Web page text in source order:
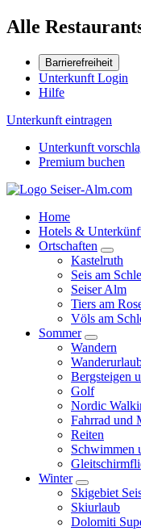
Alle
Barrierefreiheit
Unterkunft Login
Hilfe
Unterkunft eintragen
Unterkunft
Premium buchen
Home
Hotels &
Ortschaften
Kastelruth
Seis am
Seiser Alm
Tiers am
Völs am
Sommer
Wandern
Bergsteigen
Golf
Nordic
Fahrrad und
Reiten
Schwimmen
Winter
Skigebiet
Skiurlaub
Dolomiti